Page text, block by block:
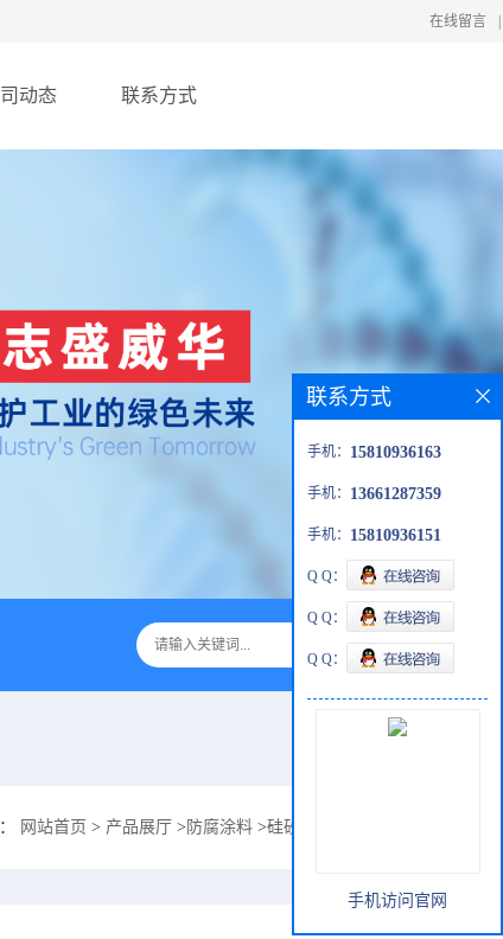
在线留言
动态 联系方式
网站首页 > 产品展厅 > 防腐涂料 >硅砂厂酸洗设备IPN防腐耐酸
联系方式
手机： 15810936163
手机： 13661287359
手机： 15810936151
Q Q：
Q Q：
Q Q：
手机访问官网